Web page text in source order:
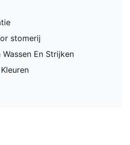
stomerij
En Strijken